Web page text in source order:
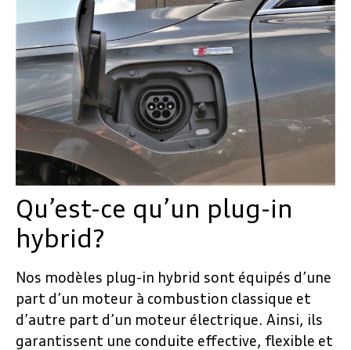
Qu’est-ce qu’un plug-in
hybrid?
Nos modèles plug-in hybrid sont équipés d’une
part d’un moteur à combustion classique et
d’autre part d’un moteur électrique. Ainsi, ils
garantissent une conduite effective, flexible et